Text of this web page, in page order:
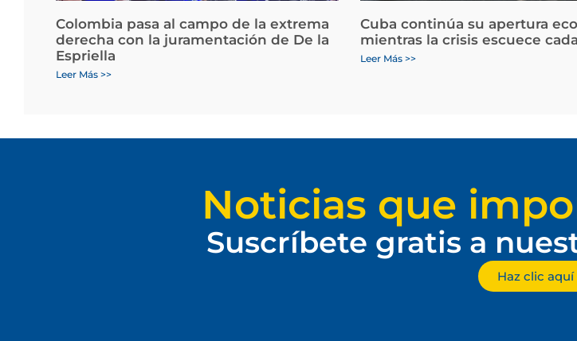
Colombia pasa al campo de la extrema
derecha con la juramentación de De la
Espriella
Leer Más >>
Cuba continúa su apertura
mientras la crisis escuece
Leer Más >>
Noticias que
Suscríbete gratis a
Haz clic aquí